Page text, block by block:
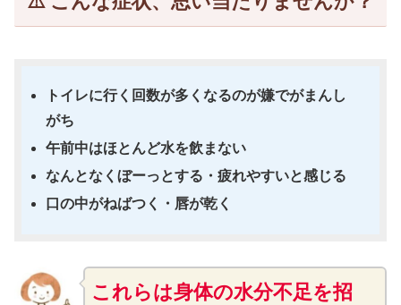
トイレに行く回数が多くなるのが嫌でがまんし
がち
午前中はほとんど水を飲まない
なんとなくぼーっとする・疲れやすいと感じる
口の中がねばつく・唇が乾く
これらは身体の水分不足を招